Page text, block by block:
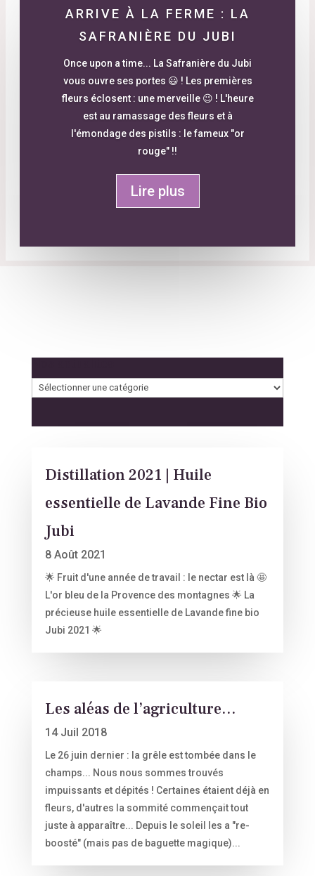
ARRIVE À LA FERME : LA
SAFRANIÈRE DU JUBI
Once upon a time... La Safranière du Jubi
vous ouvre ses portes 😃 ! Les premières
fleurs éclosent : une merveille 😉 ! L'heure
est au ramassage des fleurs et à
l'émondage des pistils : le fameux "or
rouge" !!
Lire plus
Nos
Distillation 2021 | Huile
essentielle de Lavande Fine Bio
Jubi
8 Août 2021
🌟 Fruit d'une année de travail : le nectar est là 🤩
L'or bleu de la Provence des montagnes 🌟 La
précieuse huile essentielle de Lavande fine bio
Jubi 2021 🌟
Les aléas de l’agriculture…
14 Juil 2018
Le 26 juin dernier : la grêle est tombée dans le
champs... Nous nous sommes trouvés
impuissants et dépités ! Certaines étaient déjà en
fleurs, d'autres la sommité commençait tout
juste à apparaître... Depuis le soleil les a "re-
boosté" (mais pas de baguette magique)...